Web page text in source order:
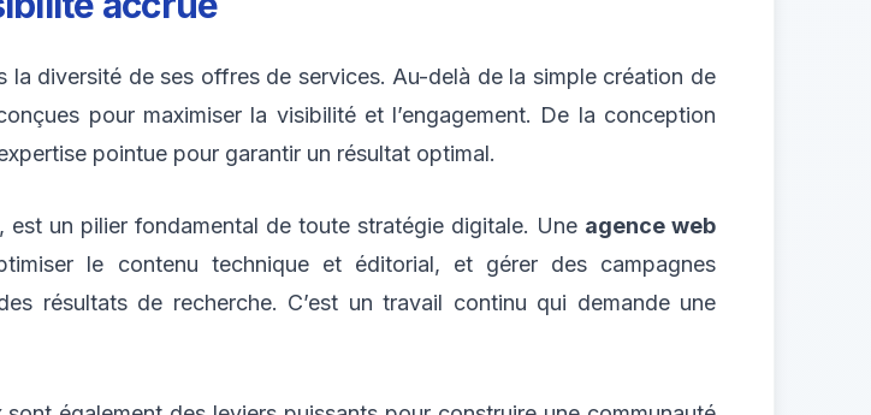
la diversité de ses offres de services. Au-delà de la simple création de
pour maximiser la visibilité et l’engagement. De la conception
pointue pour garantir un résultat optimal.
est un pilier fondamental de toute stratégie digitale. Une agence web
le contenu technique et éditorial, et gérer des campagnes
résultats de recherche. C’est un travail continu qui demande une